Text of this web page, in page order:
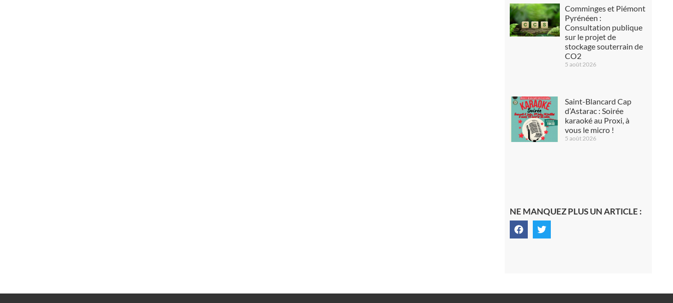
Comminges et Piémont
Pyrénéen :
Consultation publique
sur le projet de
stockage souterrain de
CO2
5 août 2026
Saint-Blancard Cap
d’Astarac : Soirée
karaoké au Proxi, à
vous le micro !
5 août 2026
NE MANQUEZ PLUS UN ARTICLE :